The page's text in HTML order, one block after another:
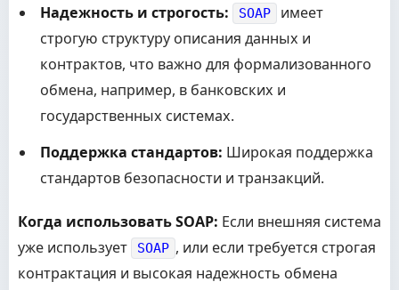
Надежность и строгость: SOAP
имеет
строгую структуру описания данных и
контрактов, что важно для формализованного
обмена, например, в банковских и
государственных системах.
Поддержка стандартов: Широкая поддержка
стандартов безопасности и транзакций.
Когда использовать SOAP: Если внешняя система
уже использует
SOAP , или если требуется строгая
контрактация и высокая надежность обмена